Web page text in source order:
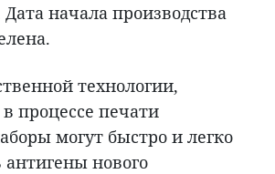
начала производства
технологии,
процессе печати
могут быстро и легко
нового